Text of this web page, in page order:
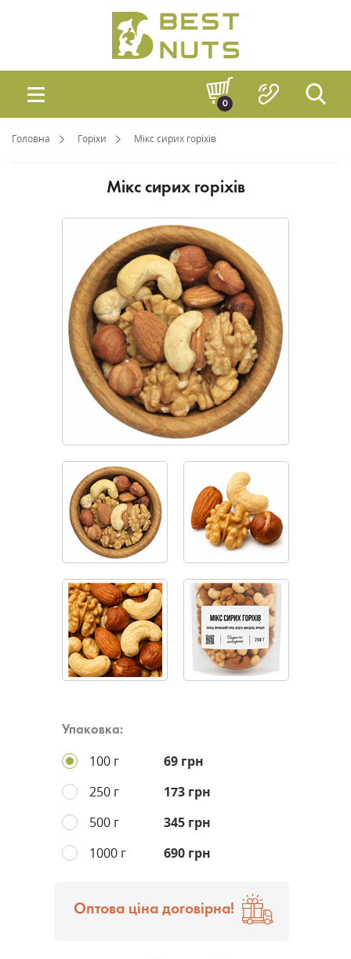
0
Головна Горіхи Мікс сирих горіхів
Мікс сирих горіхів
Упаковка:
100 г
69 грн
250 г
173 грн
500 г
345 грн
1000 г
690 грн
Оптова ціна договірна!